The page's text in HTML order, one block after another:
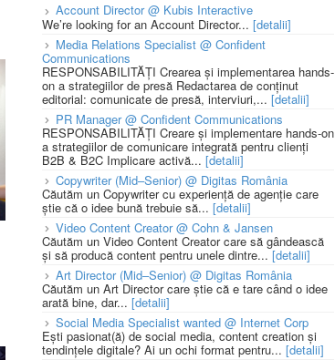
Account Director @ Kubis Interactive
We’re looking for an Account Director... [detalii]
Media Relations Specialist @ Confident
Communications
RESPONSABILITĂȚI Crearea și implementarea hands-
on a strategiilor de presă Redactarea de conținut
editorial: comunicate de presă, interviuri,... [detalii]
PR Manager @ Confident Communications
RESPONSABILITĂȚI Creare și implementare hands-on
a strategiilor de comunicare integrată pentru clienți
B2B & B2C Implicare activă... [detalii]
Copywriter (Mid–Senior) @ Digitas România
Căutăm un Copywriter cu experiență de agenție care
știe că o idee bună trebuie să... [detalii]
Video Content Creator @ Cohn & Jansen
Căutăm un Video Content Creator care să gândească
și să producă content pentru unele dintre...[detalii]
Art Director (Mid–Senior) @ Digitas România
Căutăm un Art Director care știe că e tare când o idee
arată bine, dar... [detalii]
Social Media Specialist wanted @ Internet Corp
Ești pasionat(ă) de social media, content creation și
tendințele digitale? Ai un ochi format pentru... [detalii]